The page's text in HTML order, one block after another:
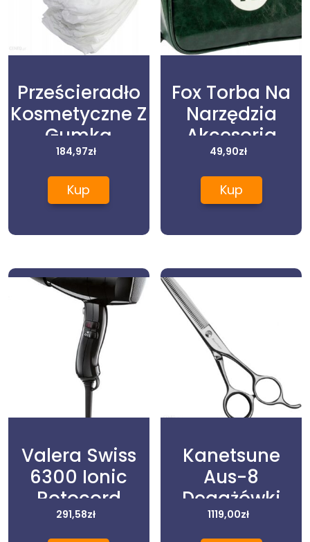
Prześcieradło
Kosmetyczne Z
Gumką
220X100Cm
50szt.
184,97zł
Kup
Fox Torba Na
Narzędzia
Akcesoria
Fryzjerskie
Race
49,90zł
Kup
Valera Swiss
6300 Ionic
Rotocord
Suszarka Z
291,58zł
Kanetsune
Aus-8
Degażówki
Nożyczki
1119,00zł